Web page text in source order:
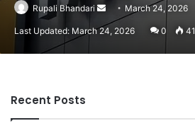
Rupali Bhandari
Send
an
March 24, 2026
Last Updated: March 24, 2026 0
Recent Posts